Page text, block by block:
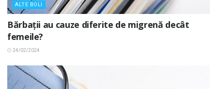
ALTE BOLI
Bărbații au cauze diferite de migrenă decât
femeile?
24/02/2024